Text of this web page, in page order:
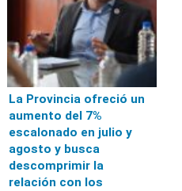
La Provincia ofreció un
aumento del 7%
escalonado en julio y
agosto y busca
descomprimir la
relación con los